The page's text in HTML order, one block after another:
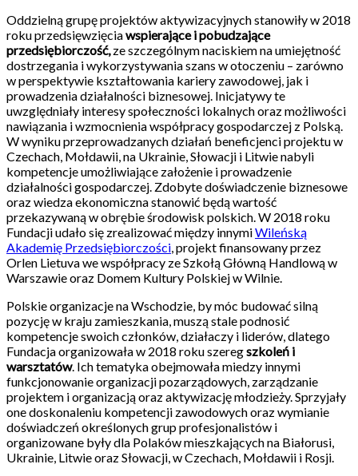
Oddzielną grupę projektów aktywizacyjnych stanowiły w 2018
roku przedsięwzięciawspierające i pobudzające
przedsiębiorczość,ze szczególnym naciskiem na umiejętność
dostrzegania i wykorzystywania szans w otoczeniu – zarówno
w perspektywie kształtowania kariery zawodowej, jak i
prowadzenia działalności biznesowej. Inicjatywy te
uwzględniały interesy społeczności lokalnych oraz możliwości
nawiązania i wzmocnienia współpracy gospodarczej z Polską.
W wyniku przeprowadzanych działań beneficjenci projektu w
Czechach, Mołdawii, na Ukrainie, Słowacji i Litwie nabyli
kompetencje umożliwiające założenie i prowadzenie
działalności gospodarczej. Zdobyte doświadczenie biznesowe
oraz wiedza ekonomiczna stanowić będą wartość
przekazywaną w obrębie środowisk polskich. W 2018 roku
Fundacji udało się zrealizować między innymiWileńską
Akademię Przedsiębiorczości, projekt finansowany przez
Orlen Lietuva we współpracy ze Szkołą Główną Handlową w
Warszawie oraz Domem Kultury Polskiej w Wilnie.
Polskie organizacje na Wschodzie, by móc budować silną
pozycję w kraju zamieszkania, muszą stale podnosić
kompetencje swoich członków, działaczy i liderów, dlatego
Fundacja organizowała w 2018 roku szeregszkoleń i
warsztatów. Ich tematyka obejmowała miedzy innymi
funkcjonowanie organizacji pozarządowych, zarządzanie
projektem i organizacją oraz aktywizację młodzieży. Sprzyjały
one doskonaleniu kompetencji zawodowych oraz wymianie
doświadczeń określonych grup profesjonalistów i
organizowane były dla Polaków mieszkających na Białorusi,
Ukrainie, Litwie oraz Słowacji, w Czechach, Mołdawii i Rosji.